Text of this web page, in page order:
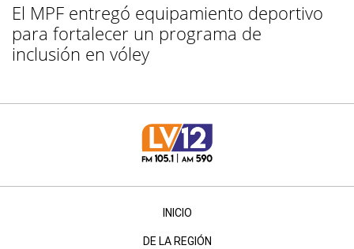
El MPF entregó equipamiento deportivo
para fortalecer un programa de
inclusión en vóley
INICIO
DE LA REGIÓN